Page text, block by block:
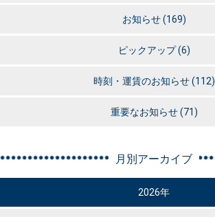
お知らせ(169)
ピックアップ(6)
時刻・運賃のお知らせ(112)
重要なお知らせ(71)
月別アーカイブ
2026年